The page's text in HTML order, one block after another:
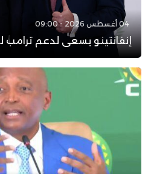
04 أغسطس 2026 - 09:00
إنفانتينو يسعى لدعم ترامب